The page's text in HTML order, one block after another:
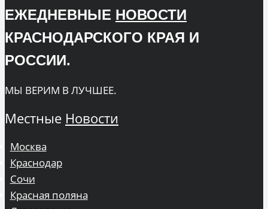
ЕЖЕДНЕВНЫЕ НОВОСТИ
КРАСНОДАРСКОГО КРАЯ И
РОССИИ.
МЫ ВЕРИМ В ЛУЧШЕЕ.
Местные Новости
Москва
Краснодар
Сочи
Красная поляна